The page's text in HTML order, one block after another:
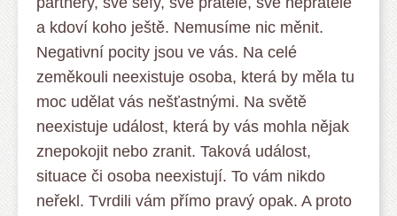
a kdoví koho ještě. Nemusíme nic měnit.
Negativní pocity jsou ve vás. Na celé
zeměkouli neexistuje osoba, která by měla tu
moc udělat vás nešťastnými. Na světě
neexistuje událost, která by vás mohla nějak
znepokojit nebo zranit. Taková událost,
situace či osoba neexistují. To vám nikdo
neřekl. Tvrdili vám přímo pravý opak. A proto